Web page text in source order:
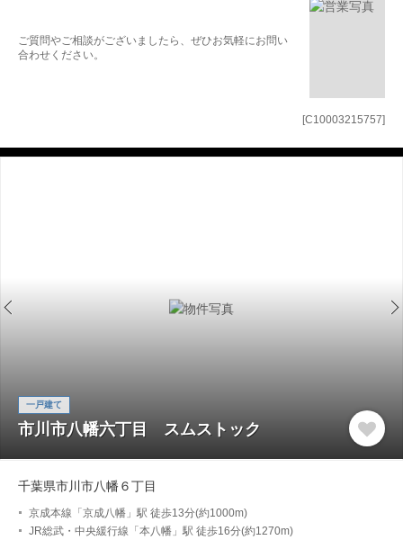
[C10003215757]
ご質問やご相談がございましたら、ぜひお気軽にお問い
合わせください。
一戸建て
市川市八幡六丁目 スムストック
千葉県市川市八幡６丁目
京成本線「京成八幡」駅 徒歩13分(約1000m)
JR総武・中央緩行線「本八幡」駅 徒歩16分(約1270m)